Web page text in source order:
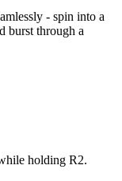
- spin into a
burst through a
holding R2.